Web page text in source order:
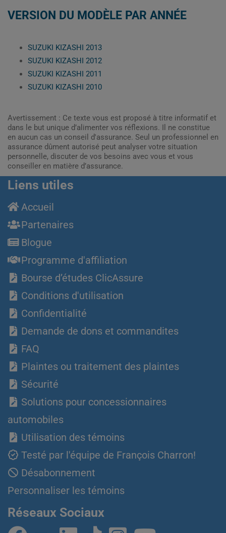
VERSION DU MODÈLE PAR ANNÉE
SUZUKI KIZASHI 2013
SUZUKI KIZASHI 2012
SUZUKI KIZASHI 2011
SUZUKI KIZASHI 2010
Avertissement : Ce texte vous est proposé à titre informatif et
dans le but unique d’alimenter vos réflexions. Il ne constitue
en aucun cas un conseil d'assurance. Seul un professionnel en
assurance dûment autorisé peut analyser votre situation
personnelle, discuter de vos besoins avec vous et vous
conseiller en matière d’assurance.
Liens utiles
Accueil
Partenaires
Blogue
Programme d'affiliation
Bourse d’études ClicAssure
Conditions d'utilisation
Confidentialité
Demande de dons et commandites
FAQ
Plaintes ou traitement des plaintes
Sécurité
Solutions pour concessionnaires
automobiles
Utilisation des témoins
Testé par l'équipe de François Charron!
Désabonnement
Personnaliser les témoins
Réseaux Sociaux